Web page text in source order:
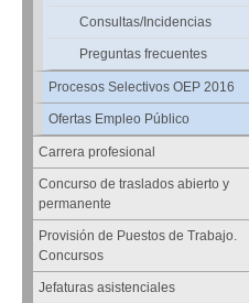
Consultas/Incidencias
Preguntas frecuentes
Procesos Selectivos OEP 2016
Ofertas Empleo Público
Carrera profesional
Concurso de traslados abierto y
permanente
Provisión de Puestos de Trabajo.
Concursos
Jefaturas asistenciales